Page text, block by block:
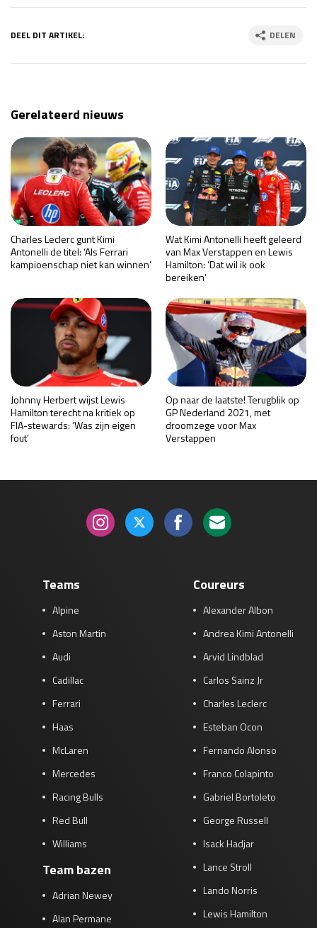
DEEL DIT ARTIKEL: DELEN
Gerelateerd nieuws
Charles Leclerc gunt Kimi
Antonelli de titel: ‘Als Ferrari
kampioenschap niet kan winnen’
Wat Kimi Antonelli heeft geleerd
van Max Verstappen en Lewis
Hamilton: ‘Dat wil ik ook
bereiken’
Johnny Herbert wijst Lewis
Hamilton terecht na kritiek op
FIA-stewards: ‘Was zijn eigen
fout’
Op naar de laatste! Terugblik op
GP Nederland 2021, met
droomzege voor Max
Verstappen
Teams
Alpine
Aston Martin
Audi
Cadillac
Ferrari
Haas
McLaren
Mercedes
Racing Bulls
Red Bull
Williams
Team bazen
Adrian Newey
Alan Permane
Coureurs
Alexander Albon
Andrea Kimi Antonelli
Arvid Lindblad
Carlos Sainz Jr
Charles Leclerc
Esteban Ocon
Fernando Alonso
Franco Colapinto
Gabriel Bortoleto
George Russell
Isack Hadjar
Lance Stroll
Lando Norris
Lewis Hamilton